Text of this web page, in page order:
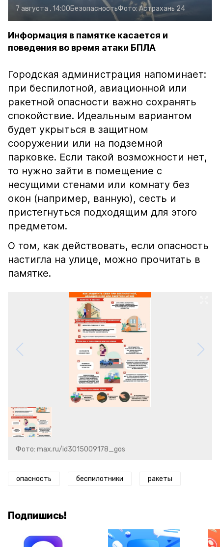
7 августа , 14:00БезопасностьФото: Астрахань 24
Информация в памятке касается и
поведения во время атаки БПЛА
Городская администрация напоминает:
при беспилотной, авиационной или
ракетной опасности важно сохранять
спокойствие. Идеальным вариантом
будет укрыться в защитном
сооружении или на подземной
парковке. Если такой возможности нет,
то нужно зайти в помещение с
несущими стенами или комнату без
окон (например, ванную), сесть и
пристегнуться подходящим для этого
предметом.
О том, как действовать, если опасность
настигла на улице, можно прочитать в
памятке.
Фото: max.ru/id3015009178_gos
опасность беспилотники ракеты
Подпишись!